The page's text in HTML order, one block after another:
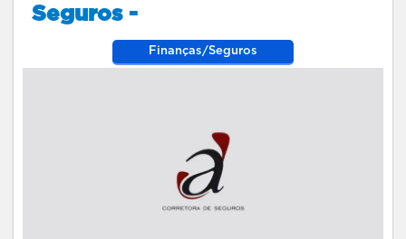
Seguros -
Finanças/Seguros